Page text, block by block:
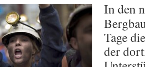
In den
Tage
der